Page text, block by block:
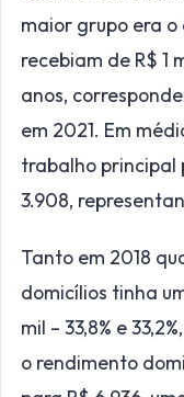
maior grupo era
recebiam de R$ 1
anos,
em 2021. Em
trabalho principal
3.908,
Tanto em 2018
domicílios tinha
mil – 33,8% e
o rendimento